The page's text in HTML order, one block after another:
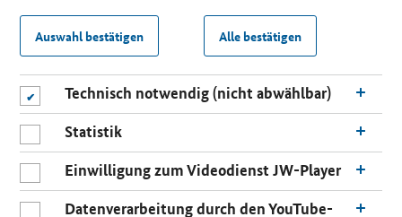
Auswahl bestätigen Alle bestätigen
Technisch notwendig (nicht abwählbar)
Statistik
Einwilligung zum Videodienst JW-Player
Datenverarbeitung durch den YouTube-